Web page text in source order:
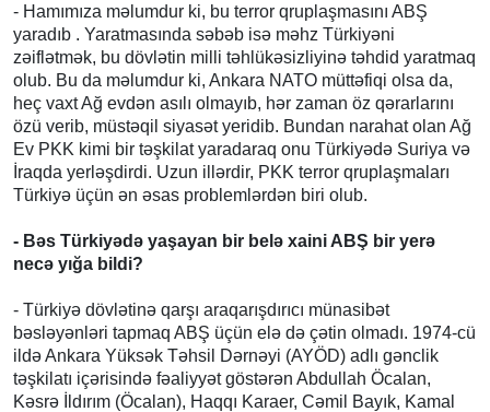
- Hamımıza məlumdur ki, bu terror qruplaşmasını ABŞ
yaradıb . Yaratmasında səbəb isə məhz Türkiyəni
zəiflətmək, bu dövlətin milli təhlükəsizliyinə təhdid yaratmaq
olub. Bu da məlumdur ki, Ankara NATO müttəfiqi olsa da,
heç vaxt Ağ evdən asılı olmayıb, hər zaman öz qərarlarını
özü verib, müstəqil siyasət yeridib. Bundan narahat olan Ağ
Ev PKK kimi bir təşkilat yaradaraq onu Türkiyədə Suriya və
İraqda yerləşdirdi. Uzun illərdir, PKK terror qruplaşmaları
Türkiyə üçün ən əsas problemlərdən biri olub.
- Bəs Türkiyədə yaşayan bir belə xaini ABŞ bir yerə
necə yığa bildi?
- Türkiyə dövlətinə qarşı araqarışdırıcı münasibət
bəsləyənləri tapmaq ABŞ üçün elə də çətin olmadı. 1974-cü
ildə Ankara Yüksək Təhsil Dərnəyi (AYÖD) adlı gənclik
təşkilatı içərisində fəaliyyət göstərən Abdullah Öcalan,
Kəsrə İldırım (Öcalan), Haqqı Karaer, Cəmil Bayık, Kamal